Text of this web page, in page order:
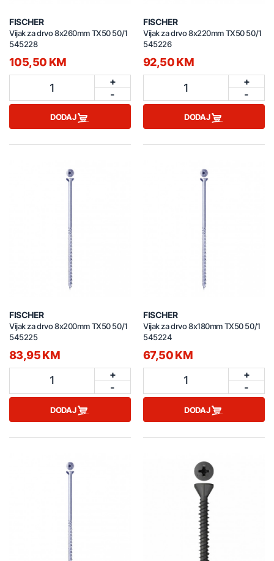
FISCHER
Vijak za drvo 8x260mm TX50 50/1
545228
105,50 KM
1
+
-
DODAJ
FISCHER
Vijak za drvo 8x220mm TX50 50/1
545226
92,50 KM
1
+
-
DODAJ
FISCHER
Vijak za drvo 8x200mm TX50 50/1
545225
83,95 KM
1
+
-
DODAJ
FISCHER
Vijak za drvo 8x180mm TX50 50/1
545224
67,50 KM
1
+
-
DODAJ